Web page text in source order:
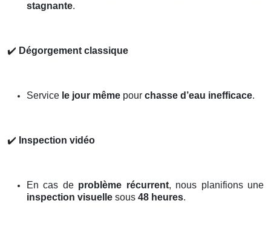
stagnante.
✔️ Dégorgement classique
Service le jour même pour chasse d’eau inefficace.
✔️ Inspection vidéo
En cas de problème récurrent, nous planifions une
inspection visuelle sous 48 heures.